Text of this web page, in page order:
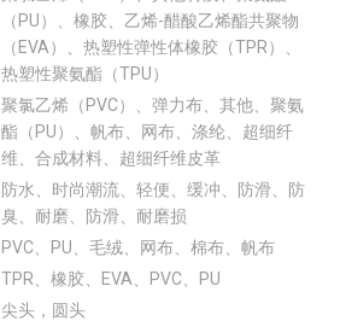
（PU）、橡胶、乙烯-醋酸乙烯酯共聚物
（EVA）、热塑性弹性体橡胶（TPR）、
热塑性聚氨酯（TPU）
聚氯乙烯（PVC）、弹力布、其他、聚氨
酯（PU）、帆布、网布、涤纶、超细纤
维、合成材料、超细纤维皮革
防水、时尚潮流、轻便、缓冲、防滑、防
臭、耐磨、防滑、耐磨损
PVC、PU、毛绒、网布、棉布、帆布
TPR、橡胶、EVA、PVC、PU
尖头，圆头